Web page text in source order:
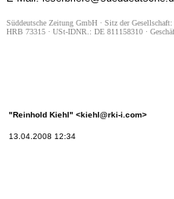
Süddeutsche Zeitung GmbH · Sitz der
HRB 73315 · USt-IDNR.: DE 811158310 ·
"Reinhold Kiehl" <kiehl@rki-i.com>
13.04.2008 12:34